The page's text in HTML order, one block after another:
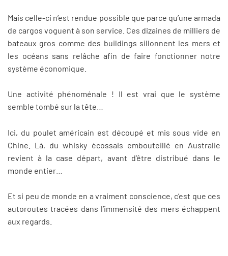
Mais celle-ci n’est rendue possible que parce qu’une armada
de cargos voguent à son service. Ces dizaines de milliers de
bateaux gros comme des buildings sillonnent les mers et
les océans sans relâche afin de faire fonctionner notre
système économique.
Une activité phénoménale ! Il est vrai que le système
semble tombé sur la tête…
Ici, du poulet américain est découpé et mis sous vide en
Chine. Là, du whisky écossais embouteillé en Australie
revient à la case départ, avant d’être distribué dans le
monde entier…
Et si peu de monde en a vraiment conscience, c’est que ces
autoroutes tracées dans l’immensité des mers échappent
aux regards.